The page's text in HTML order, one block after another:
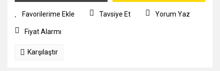
Tavsiye Et Yorum Yaz
Fiyat Alarmı
Karşılaştır